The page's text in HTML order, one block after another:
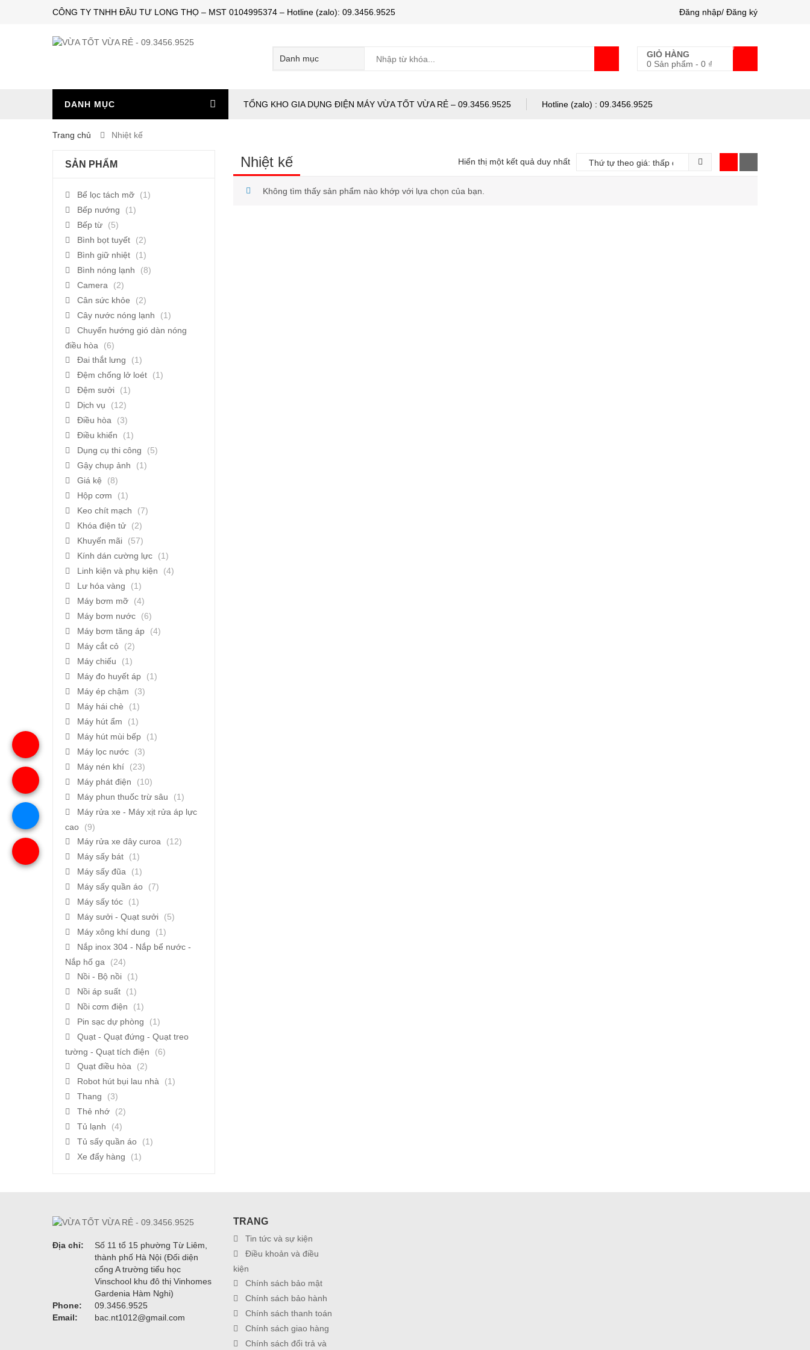
CÔNG TY TNHH ĐẦU TƯ LONG THỌ – MST 0104995374 – Hotline (zalo): 09.3456.9525 Đăng nhập/ Đăng ký
GIỎ HÀNG
0 Sản phẩm - 0 ₫
0
DANH MỤC TỔNG KHO GIA DỤNG ĐIỆN MÁY VỪA TỐT VỪA RẺ – 09.3456.9525 Hotline (zalo) : 09.3456.9525
Trang chủ Nhiệt kế
Nhiệt kế Hiển thị một kết quả duy nhất
Không tìm thấy sản phẩm nào khớp với lựa chọn của bạn.
SẢN PHẨM
Bể lọc tách mỡ
(1)
Bếp nướng
(1)
Bếp từ
(5)
Bình bọt tuyết
(2)
Bình giữ nhiệt
(1)
Bình nóng lạnh
(8)
Camera
(2)
Cân sức khỏe
(2)
Cây nước nóng lạnh
(1)
Chuyển hướng gió dàn nóng
điều hòa
(6)
Đai thắt lưng
(1)
Đệm chống lở loét
(1)
Đệm sưởi
(1)
Dịch vụ
(12)
Điều hòa
(3)
Điều khiển
(1)
Dụng cụ thi công
(5)
Gậy chụp ảnh
(1)
Giá kệ
(8)
Hộp cơm
(1)
Keo chít mạch
(7)
Khóa điện tử
(2)
Khuyến mãi
(57)
Kính dán cường lực
(1)
Linh kiện và phụ kiện
(4)
Lư hóa vàng
(1)
Máy bơm mỡ
(4)
Máy bơm nước
(6)
Máy bơm tăng áp
(4)
Máy cắt cỏ
(2)
Máy chiếu
(1)
Máy đo huyết áp
(1)
Máy ép chậm
(3)
Máy hái chè
(1)
Máy hút ẩm
(1)
Máy hút mùi bếp
(1)
Máy lọc nước
(3)
Máy nén khí
(23)
Máy phát điện
(10)
Máy phun thuốc trừ sâu
(1)
Máy rửa xe - Máy xịt rửa áp lực
cao
(9)
Máy rửa xe dây curoa
(12)
Máy sấy bát
(1)
Máy sấy đũa
(1)
Máy sấy quần áo
(7)
Máy sấy tóc
(1)
Máy sưởi - Quạt sưởi
(5)
Máy xông khí dung
(1)
Nắp inox 304 - Nắp bể nước -
Nắp hố ga
(24)
Nồi - Bộ nồi
(1)
Nồi áp suất
(1)
Nồi cơm điện
(1)
Pin sạc dự phòng
(1)
Quạt - Quạt đứng - Quạt treo
tường - Quạt tích điện
(6)
Quạt điều hòa
(2)
Robot hút bụi lau nhà
(1)
Thang
(3)
Thẻ nhớ
(2)
Tủ lạnh
(4)
Tủ sấy quần áo
(1)
Xe đẩy hàng
(1)
Địa chỉ:
Số 11 tổ 15 phường Từ Liêm,
thành phố Hà Nội (Đối diện
cổng A trường tiểu học
Vinschool khu đô thị Vinhomes
Gardenia Hàm Nghi)
Phone:
09.3456.9525
Email:
bac.nt1012@gmail.com
TRANG
Tin tức và sự kiện
Điều khoản và điều
kiện
Chính sách bảo mật
Chính sách bảo hành
Chính sách thanh toán
Chính sách giao hàng
Chính sách đổi trả và